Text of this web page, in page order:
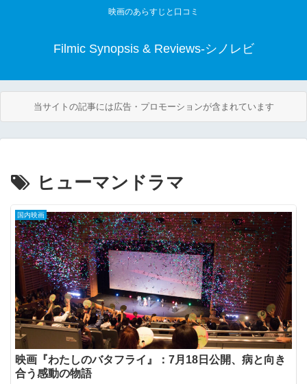
映画のあらすじと口コミ
Filmic Synopsis & Reviews-シノレビ
当サイトの記事には広告・プロモーションが含まれています
ヒューマンドラマ
国内映画
映画『わたしのバタフライ』：7月18日公開、病と向き
合う感動の物語